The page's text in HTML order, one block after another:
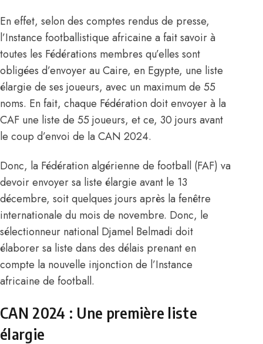
En effet, selon des comptes rendus de presse,
l’Instance footballistique africaine a fait savoir à
toutes les Fédérations membres qu’elles sont
obligées d’envoyer au Caire, en Egypte, une liste
élargie de ses joueurs, avec un maximum de 55
noms. En fait, chaque Fédération doit envoyer à la
CAF une liste de 55 joueurs, et ce, 30 jours avant
le coup d’envoi de la CAN 2024.
Donc, la Fédération algérienne de football (FAF) va
devoir envoyer sa liste élargie avant le 13
décembre, soit quelques jours après la fenêtre
internationale du mois de novembre. Donc, le
sélectionneur national Djamel Belmadi doit
élaborer sa liste dans des délais prenant en
compte la nouvelle injonction de l’Instance
africaine de football.
CAN 2024 : Une première liste
élargie